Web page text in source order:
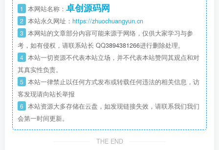
1 本网站名称： 卓创源码网
2 本站永久网址： https://zhuochuangyun.cn
3 本网站的文章部分内容可能来源于网络，仅供大家学习与参
考，如有侵权，请联系站长 QQ3894381266进行删除处理。
4 本站一切资源不代表本站立场，并不代表本站赞同其观点和对
其真实性负责。
5 本站一律禁止以任何方式发布或转载任何违法的相关信息，访
客发现请向站长举报
6 本站资源大多存储在云盘，如发现链接失效，请联系我们我们
会第一时间更新。
THE END